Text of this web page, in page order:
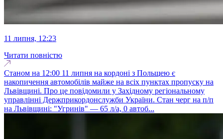
11 липня, 12:23
Читати повністю
Станом на 12:00 11 липня на кордоні з Польщею є
накопичення автомобілів майже на всіх пунктах пропуску на
Львівщині. Про це повідомили у Західному регіональному
управлінні Держприкордонслужби України. Стан черг на п/п
на Львівщині: "Угринів" — 65 л/а, 0 автоб...